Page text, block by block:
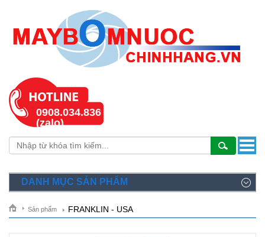
0908.034.836
(zalo)
DANH MỤC SẢN PHẨM
Sản phẩm FRANKLIN - USA